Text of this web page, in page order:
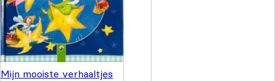
Mijn mooiste verhaaltjes